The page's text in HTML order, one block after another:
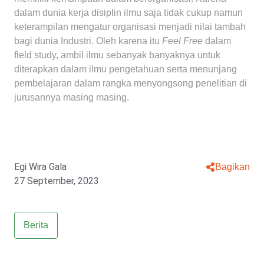
dalam dunia kerja disiplin ilmu saja tidak cukup namun
keterampilan mengatur organisasi menjadi nilai tambah
bagi dunia Industri. Oleh karena itu Feel Free dalam
field study, ambil ilmu sebanyak banyaknya untuk
diterapkan dalam ilmu pengetahuan serta menunjang
pembelajaran dalam rangka menyongsong penelitian di
jurusannya masing masing.
Egi Wira Gala
27 September, 2023
Berita
Bagikan